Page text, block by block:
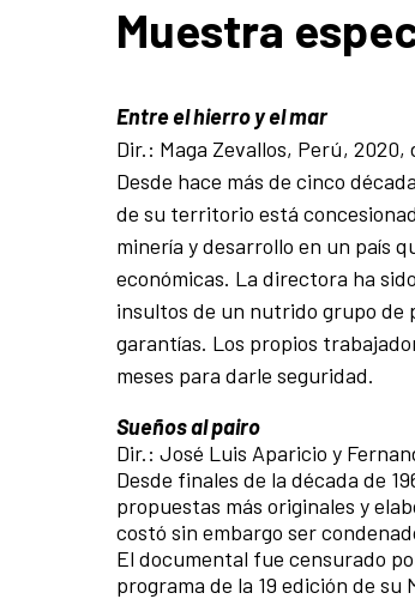
Muestra
Entre el hierro y el mar
Dir.: Maga Zevallos, Perú, 2020,
Desde hace más de cinco
de su territorio está
minería y desarrollo en un país
económicas. La directora ha
insultos de un nutrido grupo de
garantías. Los propios
meses para darle seguridad.
Sueños al pairo
Dir.: José Luis Aparicio y
Desde finales de la década de
propuestas más originales y
costó sin embargo ser
El documental fue censurado
programa de la 19 edición de su